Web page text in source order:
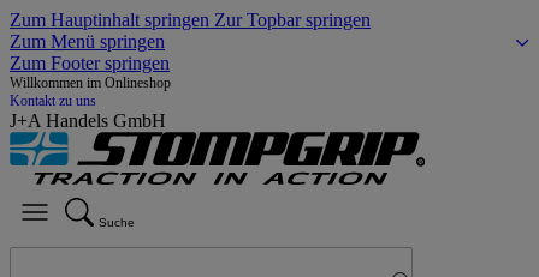
Zum Hauptinhalt springen Zur Topbar springen
Zum Menü springen
Zum Footer springen
Willkommen im Onlineshop
Kontakt zu uns
J+A Handels GmbH
Suche